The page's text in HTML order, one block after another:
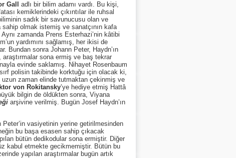
Gall
adlı bir bilim adamı vardı. Bu kişi,
kemiklerindeki çıkıntılar ile ruhsal
sadık bir savunucusu olan ve
sahip olmak istemiş ve sanatçının kafa
zamanda Prens Esterhazi’nin kâtibi
yardımını sağlamış, her ikisi de
Bundan sonra Johann Peter, Haydn’ın
sona ermiş ve baş tekrar
evinde saklamış. Nihayet Rosenbaum
polisin takibinde korktuğu için olacak ki,
uzun zaman elinde tutmaktan çekinmiş ve
von Rokitansky’ye hediye etmiş Hattâ
bilgin de öldükten sonra, Viyana
arşivine verilmiş. Bugün Josef Haydn’ın
vasiyetinin yerine getirilmesinden
bu başa esasen sahip çıkacak
bütün dedikodular sona ermiştir. Diğer
kabul etmekte gecikmemiştir. Bütün bu
yapılan araştırmalar bugün artık